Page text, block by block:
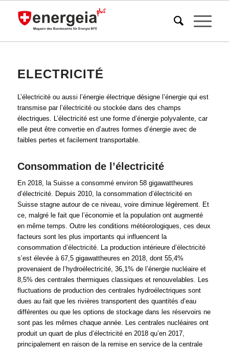
ELECTRICITÉ
L’électricité ou aussi l’énergie électrique désigne l’énergie qui est
transmise par l’électricité ou stockée dans des champs
électriques. L’électricité est une forme d’énergie polyvalente, car
elle peut être convertie en d’autres formes d’énergie avec de
faibles pertes et facilement transportable.
Consommation de l’électricité
En 2018, la Suisse a consommé environ 58 gigawattheures
d’électricité. Depuis 2010, la consommation d’électricité en
Suisse stagne autour de ce niveau, voire diminue légèrement. Et
ce, malgré le fait que l’économie et la population ont augmenté
en même temps. Outre les conditions météorologiques, ces deux
facteurs sont les plus importants qui influencent la
consommation d’électricité. La production intérieure d’électricité
s’est élevée à 67,5 gigawattheures en 2018, dont 55,4%
provenaient de l’hydroélectricité, 36,1% de l’énergie nucléaire et
8,5% des centrales thermiques classiques et renouvelables. Les
fluctuations de production des centrales hydroélectriques sont
dues au fait que les rivières transportent des quantités d’eau
différentes ou que les options de stockage dans les réservoirs ne
sont pas les mêmes chaque année. Les centrales nucléaires ont
produit un quart de plus d’électricité en 2018 qu’en 2017,
principalement en raison de la remise en service de la centrale